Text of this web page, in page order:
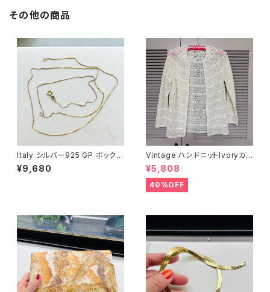
その他の商品
Italy シルバー925 GP ボックス
チェーン（76cm）
¥9,680
Vintage ハンドニットIvoryカ
ーディガン
¥5,808
40%OFF